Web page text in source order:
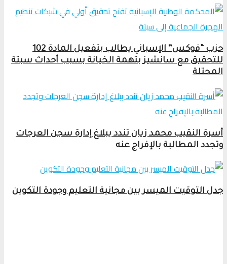
حزب “فوكس” الإسباني يطالب بتفعيل المادة 102
للتحقيق مع سانشيز بتهمة الخيانة بسبب أحداث سبتة
المحتلة
أسرة النقيب محمد زيان تندد ببلاغ إدارة سجن العرجات
وتجدد المطالبة بالإفراج عنه
جدل التوقيت الميسر بين مجانية التعليم وجودة التكوين